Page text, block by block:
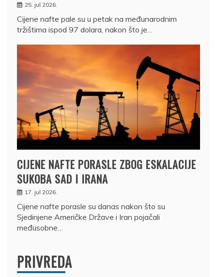
25. jul 2026.
Cijene nafte pale su u petak na međunarodnim
tržištima ispod 97 dolara, nakon što je…
CIJENE NAFTE PORASLE ZBOG ESKALACIJE
SUKOBA SAD I IRANA
17. jul 2026.
Cijene nafte porasle su danas nakon što su
Sjedinjene Američke Države i Iran pojačali
međusobne…
PRIVREDA